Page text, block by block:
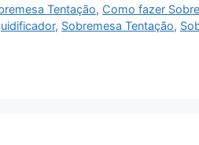
Tentação, Como fazer
, Sobremesa Tentação,